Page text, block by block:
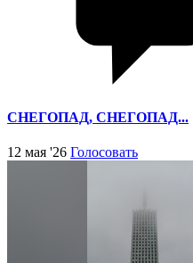
СНЕГОПАД, СНЕГОПАД...
12 мая '26 Голосовать